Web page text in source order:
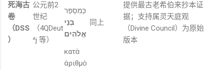
死海古
卷
（DSS
）
公元前2
世纪
（4QDeut
^j 等）
כְּמִסְפַּר
בְּנֵי
אֱלֹהִים
同上
提供最古老希伯来抄本证
据； 支持属灵天庭观
（Divine Council） 为原始
版本
κατὰ
ἀριθμὸ